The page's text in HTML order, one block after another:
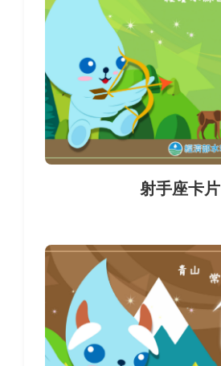
射手座卡片